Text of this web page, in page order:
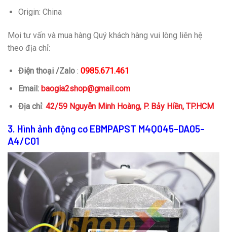
Origin: China
Mọi tư vấn và mua hàng Quý khách hàng vui lòng liên hệ
theo địa chỉ:
Điện thoại /Zalo: 0985.671.461
Email: baogia2shop@gmail.com
Địa chỉ: 42/59 Nguyễn Minh Hoàng, P. Bảy Hiền, TP.HCM
3. Hình ảnh động cơ EBMPAPST M4Q045-DA05-
A4/C01